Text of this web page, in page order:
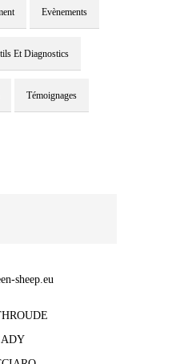
Evènements
Et Diagnostics
Témoignages
sheep.eu